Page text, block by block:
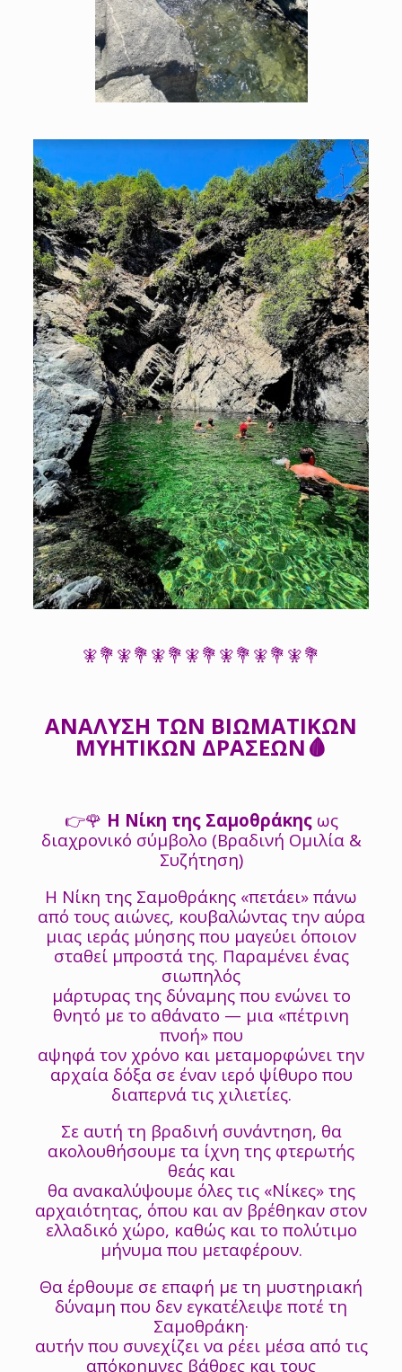
🧚💐🧚💐🧚💐🧚💐🧚💐🧚💐🧚💐
ΑΝΑΛΥΣΗ ΤΩΝ ΒΙΩΜΑΤΙΚΩΝ
ΜΥΗΤΙΚΩΝ ΔΡΑΣΕΩΝ🩸
👉🌹 Η Νίκη της Σαμοθράκηςως
διαχρονικό σύμβολο (Βραδινή Ομιλία &
Συζήτηση)
Η Νίκη της Σαμοθράκης «πετάει» πάνω
από τους αιώνες, κουβαλώντας την αύρα
μιας ιεράς μύησης που μαγεύει όποιον
σταθεί μπροστά της. Παραμένει ένας
σιωπηλός
μάρτυρας της δύναμης που ενώνει το
θνητό με το αθάνατο — μια «πέτρινη
πνοή» που
αψηφά τον χρόνο και μεταμορφώνει την
αρχαία δόξα σε έναν ιερό ψίθυρο που
διαπερνά τις χιλιετίες.
Σε αυτή τη βραδινή συνάντηση, θα
ακολουθήσουμε τα ίχνη της φτερωτής
θεάς και
θα ανακαλύψουμε όλες τις «Νίκες» της
αρχαιότητας, όπου και αν βρέθηκαν στον
ελλαδικό χώρο, καθώς και το πολύτιμο
μήνυμα που μεταφέρουν.
Θα έρθουμε σε επαφή με τη μυστηριακή
δύναμη που δεν εγκατέλειψε ποτέ τη
Σαμοθράκη·
αυτήν που συνεχίζει να ρέει μέσα από τις
απόκρημνες βάθρες και τους